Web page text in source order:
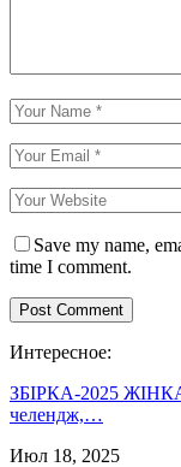
Save my name,
time I comment.
Интересное:
ЗБІРКА-2025
челендж,…
Июл 18, 2025